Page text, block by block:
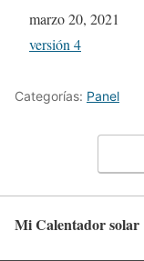
Fecha
marzo 20, 2021
In relation to
versión 4
Categorías: Panel
Mi Calentador solar